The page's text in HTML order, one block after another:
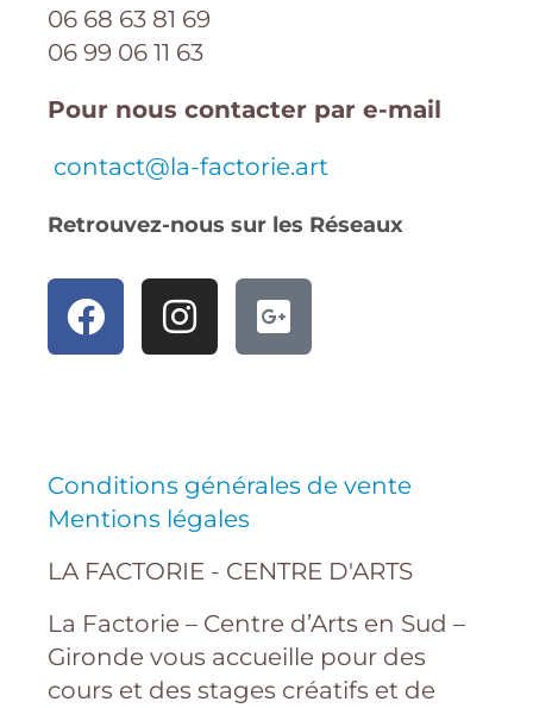
06 68 63 81 69
06 99 06 11 63
Pour nous contacter par e-mail
contact@la-factorie.art
Retrouvez-nous sur les Réseaux
Conditions générales de vente
Mentions légales
LA FACTORIE - CENTRE D'ARTS
La Factorie – Centre d’Arts en Sud –
Gironde vous accueille pour des
cours et des stages créatifs et de